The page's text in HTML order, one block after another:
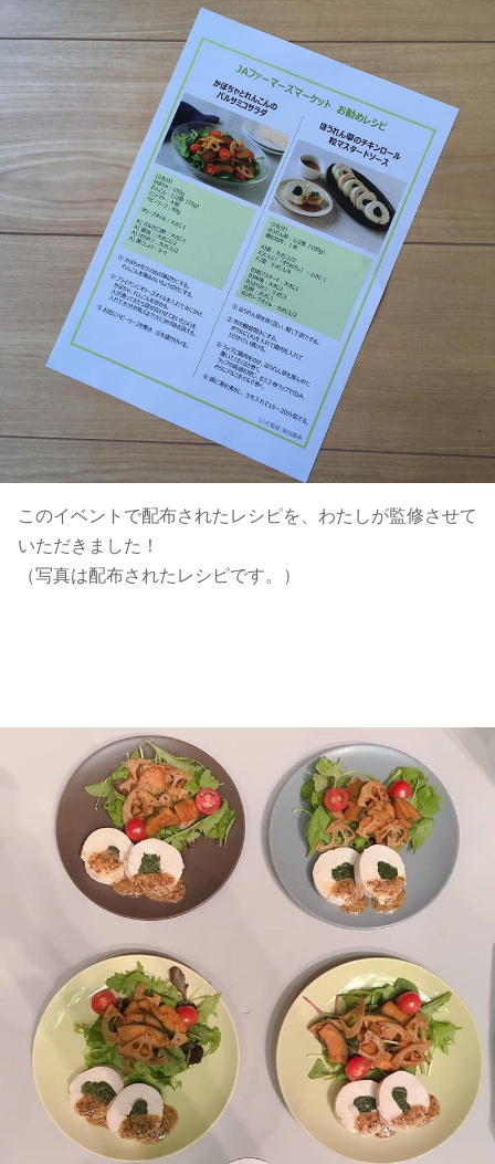
このイベントで配布されたレシピを、わたしが監修させて
いただきました！
（写真は配布されたレシピです。）